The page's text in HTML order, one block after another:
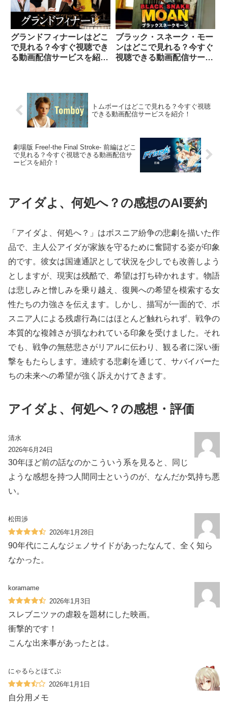
グランドフィナーレはどこ
で見れる？今すぐ視聴でき
る動画配信サービスを紹
ブラック・スネーク・モー
ンはどこで見れる？今すぐ
視聴できる動画配信サービ
トムボーイはどこで見れる？今すぐ視聴
できる動画配信サービスを紹介！
劇場版 Free!-the Final Stroke- 前編はどこ
で見れる？今すぐ視聴できる動画配信サ
ービスを紹介！
アイダよ、何処へ？の感想のAI要約
「アイダよ、何処へ？」はボスニア紛争の悲劇を描いた作
品で、主人公アイダが家族を守るために奮闘する姿が印象
的です。彼女は国連通訳として状況を少しでも改善しよう
としますが、現実は残酷で、希望は打ち砕かれます。物語
は悲しみと憎しみを乗り越え、復興への希望を模索する女
性たちの力強さを伝えます。しかし、描写が一面的で、ボ
スニア人による残虐行為にはほとんど触れられず、戦争の
本質的な複雑さが損なわれている印象を受けました。それ
でも、戦争の無慈悲さがリアルに伝わり、観る者に深い衝
撃をもたらします。連続する悲劇を通じて、サバイバーた
ちの未来への希望が強く訴えかけてきます。
アイダよ、何処へ？の感想・評価
清水
2026年6月24日
30年ほど前の話なのかこういう系を見ると、同じ
ような感想を持つ人間同士というのが、なんだか気持ち悪
い。
松田渉
2026年1月28日
90年代にこんなジェノサイドがあったなんて、全く知ら
なかった。
koramame
2026年1月3日
スレブニツァの虐殺を題材にした映画。
衝撃的です！
こんな出来事があったとは。
にゃるらとほてぷ
2026年1月1日
自分用メモ